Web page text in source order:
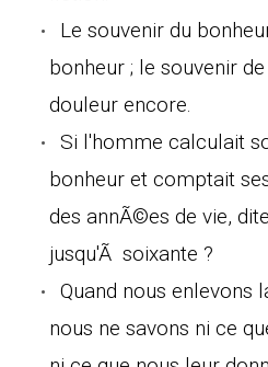
Le souvenir du
bonheur ; le souvenir
douleur encore.
Si l'homme calculait
bonheur et comptait
des annÃ©es de vie,
jusqu'Ã soixante ?
Quand nous enlevons
nous ne savons ni ce